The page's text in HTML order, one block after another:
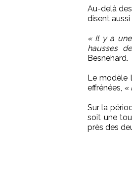
Au-delà
disent aussi
« Il y a
hausses
Besnehard.
Le modèle
effrénées, «
Sur la
soit une
près des